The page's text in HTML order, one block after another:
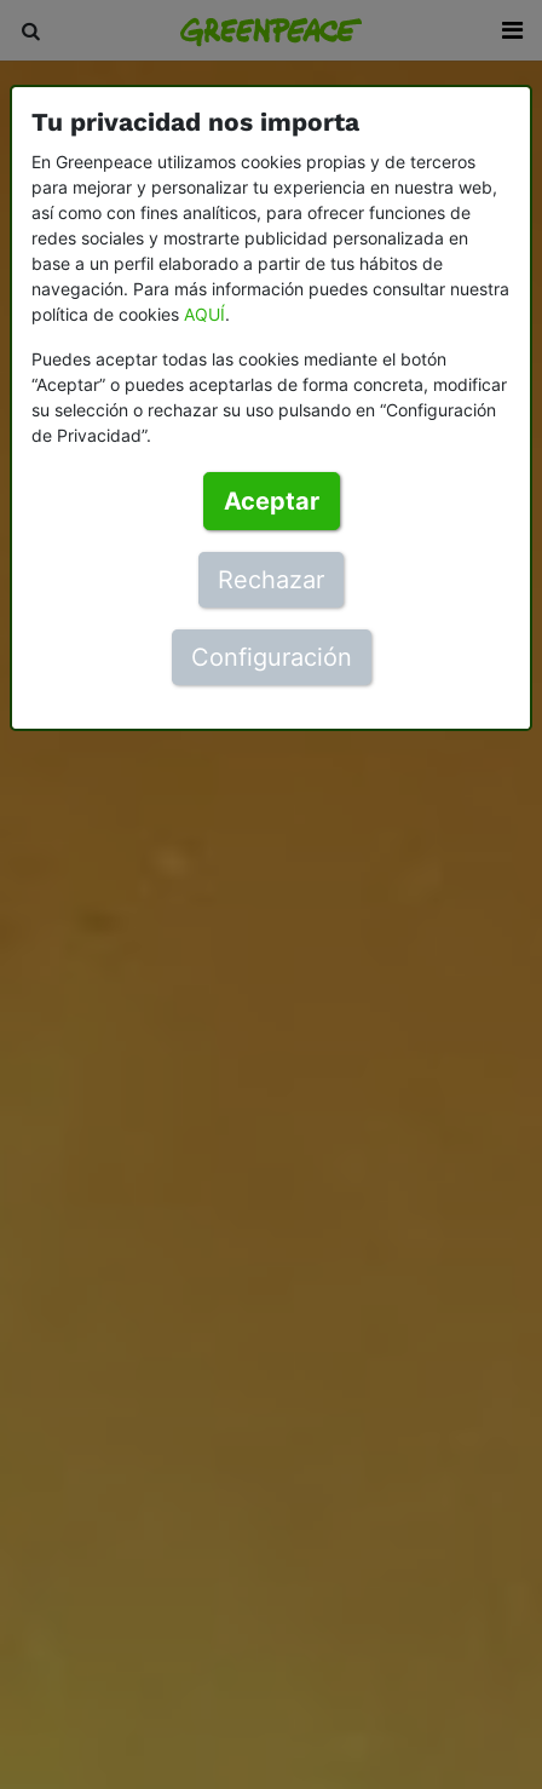
Tu privacidad nos importa
En Greenpeace utilizamos cookies propias y de terceros
para mejorar y personalizar tu experiencia en nuestra web,
así como con fines analíticos, para ofrecer funciones de
redes sociales y mostrarte publicidad personalizada en
base a un perfil elaborado a partir de tus hábitos de
navegación. Para más información puedes consultar nuestra
política de cookies AQUÍ.
Puedes aceptar todas las cookies mediante el botón
“Aceptar” o puedes aceptarlas de forma concreta, modificar
su selección o rechazar su uso pulsando en “Configuración
de Privacidad”.
Aceptar
Rechazar
Configuración